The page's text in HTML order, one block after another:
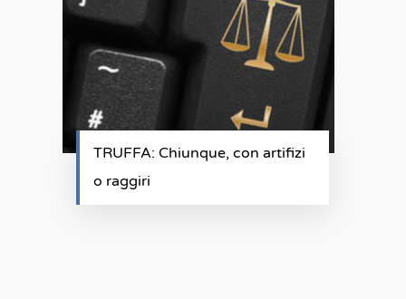
TRUFFA: Chiunque, con artifizi
o raggiri